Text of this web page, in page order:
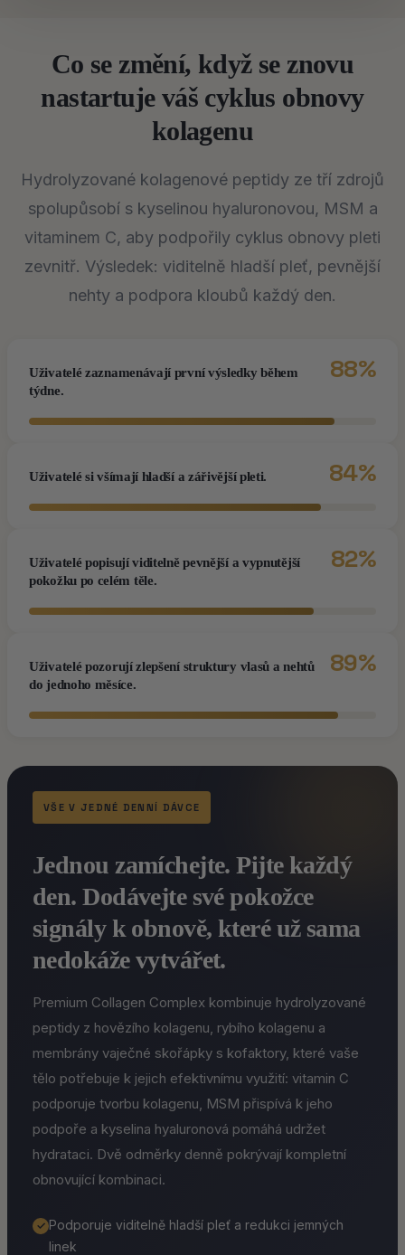
Co se změní, když se znovu
nastartuje váš cyklus obnovy
kolagenu
Hydrolyzované kolagenové peptidy ze tří zdrojů
spolupůsobí s kyselinou hyaluronovou, MSM a
vitaminem C, aby podpořily cyklus obnovy pleti
zevnitř. Výsledek: viditelně hladší pleť, pevnější
nehty a podpora kloubů každý den.
Uživatelé zaznamenávají první výsledky během
týdne.
88%
Uživatelé si všímají hladší a zářivější pleti. 84%
Uživatelé popisují viditelně pevnější a vypnutější
pokožku po celém těle.
82%
Uživatelé pozorují zlepšení struktury vlasů a nehtů
do jednoho měsíce.
89%
VŠE V JEDNÉ DENNÍ DÁVCE
Jednou zamíchejte. Pijte každý
den. Dodávejte své pokožce
signály k obnově, které už sama
nedokáže vytvářet.
Premium Collagen Complex kombinuje hydrolyzované
peptidy z hovězího kolagenu, rybího kolagenu a
membrány vaječné skořápky s kofaktory, které vaše
tělo potřebuje k jejich efektivnímu využití: vitamin C
podporuje tvorbu kolagenu, MSM přispívá k jeho
podpoře a kyselina hyaluronová pomáhá udržet
hydrataci. Dvě odměrky denně pokrývají kompletní
obnovující kombinaci.
✓ Podporuje viditelně hladší pleť a redukci jemných
linek